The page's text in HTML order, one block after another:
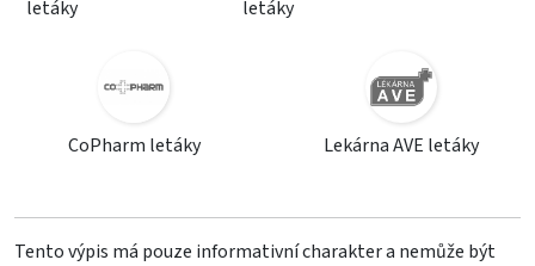
letáky
letáky
CoPharm letáky Lekárna AVE letáky
Tento výpis má pouze informativní charakter a nemůže být